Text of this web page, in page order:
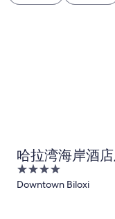
哈拉湾海岸酒
的地
4
out
Downtown Biloxi